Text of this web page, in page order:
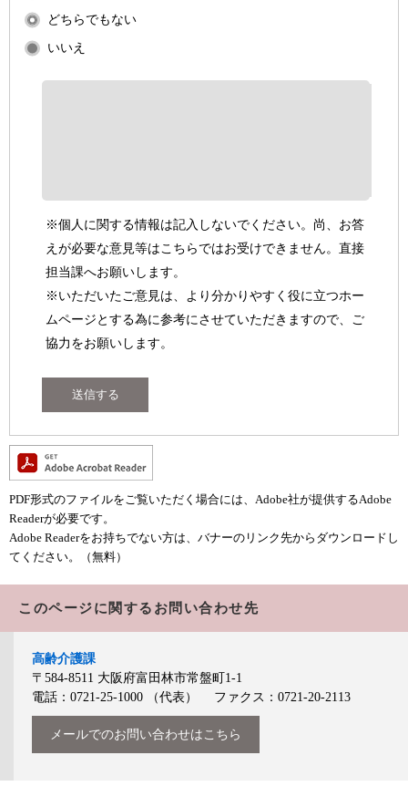
どちらでもない
いいえ
※個人に関する情報は記入しないでください。尚、お答
えが必要な意見等はこちらではお受けできません。直接
担当課へお願いします。
※いただいたご意見は、より分かりやすく役に立つホー
ムページとする為に参考にさせていただきますので、ご
協力をお願いします。
PDF形式のファイルをご覧いただく場合には、Adobe社が提供するAdobe
Readerが必要です。
Adobe Readerをお持ちでない方は、バナーのリンク先からダウンロードし
てください。（無料）
このページに関するお問い合わせ先
高齢介護課
〒584-8511 大阪府富田林市常盤町1-1
電話：0721-25-1000
（代表） ファクス：0721-20-2113
メールでのお問い合わせはこちら